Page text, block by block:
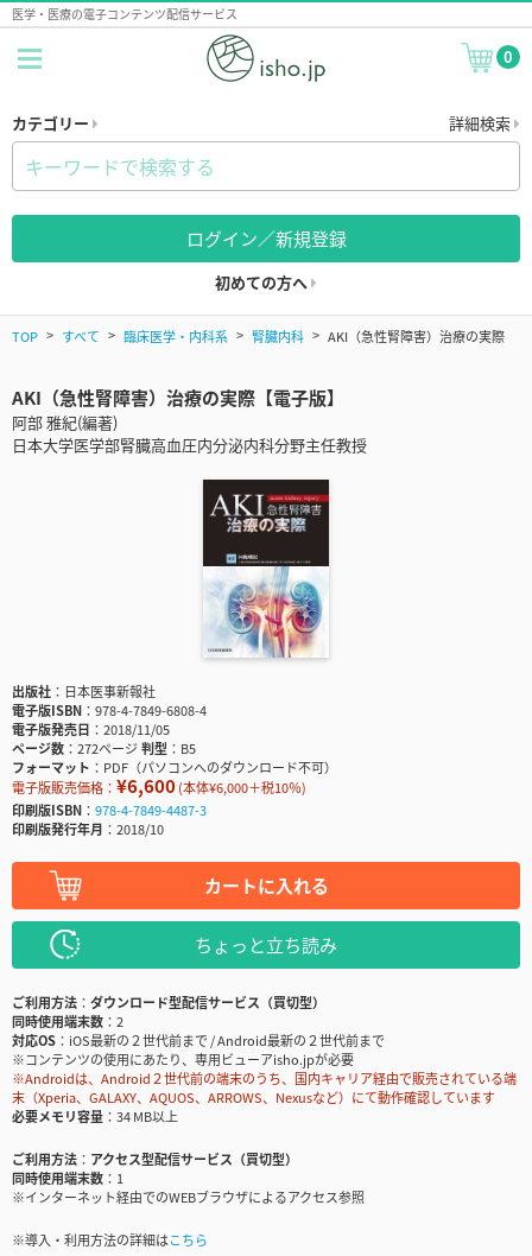
医学・医療の電子コンテンツ配信サービス
0
カテゴリー 詳細検索
ログイン／新規登録
初めての方へ
TOP すべて 臨床医学・内科系 腎臓内科 AKI（急性腎障害）治療の実際
AKI（急性腎障害）治療の実際【電子版】
阿部 雅紀(編著)
日本大学医学部腎臓高血圧内分泌内科分野主任教授
出版社
日本医事新報社
電子版ISBN
978-4-7849-6808-4
電子版発売日
2018/11/05
ページ数
272ページ判型
B5
フォーマット
PDF（パソコンへのダウンロード不可）
電子版販売価格： ¥6,600(本体¥6,000＋税10％)
印刷版ISBN
978-4-7849-4487-3
印刷版発行年月
2018/10
カートに入れる
ちょっと立ち読み
ご利用方法
ダウンロード型配信サービス（買切型）
同時使用端末数
2
対応OS
iOS最新の２世代前まで / Android最新の２世代前まで
※コンテンツの使用にあたり、専用ビューアisho.jpが必要
※Androidは、Android２世代前の端末のうち、国内キャリア経由で販売されている端
末（Xperia、GALAXY、AQUOS、ARROWS、Nexusなど）にて動作確認しています
必要メモリ容量
34 MB以上
ご利用方法
アクセス型配信サービス（買切型）
同時使用端末数
1
※インターネット経由でのWEBブラウザによるアクセス参照
※導入・利用方法の詳細はこちら